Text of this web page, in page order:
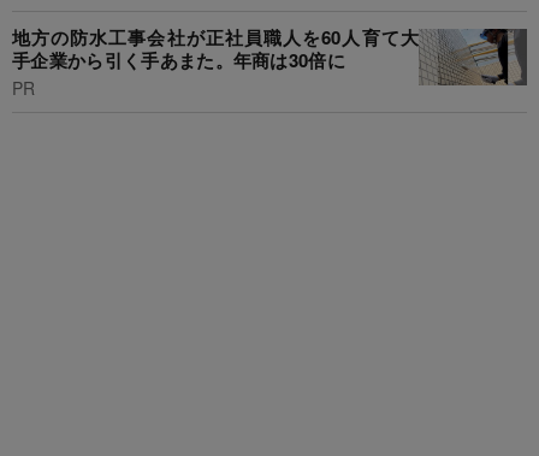
地方の防水工事会社が正社員職人を60人育て大
手企業から引く手あまた。年商は30倍に
PR